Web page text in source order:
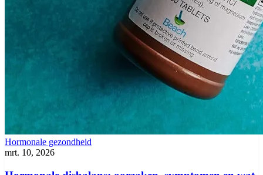
Hormonale gezondheid
mrt. 10, 2026